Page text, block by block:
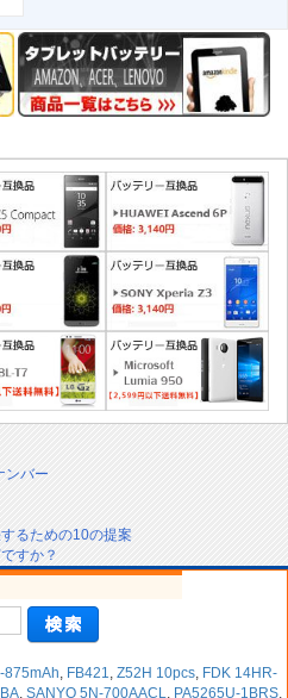
ンバー
るための10の提案
すか？
875mAh, FB421, Z52H 10pcs, FDK 14HR-
, SANYO 5N-700AACL, PA5265U-1BRS,